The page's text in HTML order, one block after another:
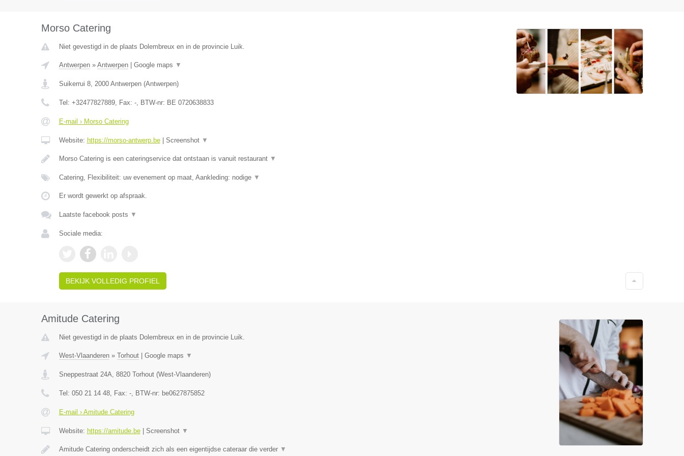
Morso Catering
Niet gevestigd in de plaats Dolembreux en in de provincie Luik.
Antwerpen» Antwerpen| Google maps ▼
Suikerrui 8, 2000 Antwerpen(Antwerpen)
Tel: +32477827889, Fax: -, BTW-nr: BE 0720638833
E-mail › Morso Catering
Website: https://morso-antwerp.be| Screenshot ▼
Morso Catering is een cateringservice dat ontstaan is vanuit restaurant ▼
Catering, Flexibiliteit: uw evenement op maat, Aankleding: nodige ▼
Er wordt gewerkt op afspraak.
Laatste facebook posts ▼
Sociale media:
BEKIJK VOLLEDIG PROFIEL
Amitude Catering
Niet gevestigd in de plaats Dolembreux en in de provincie Luik.
West-Vlaanderen» Torhout| Google maps ▼
Sneppestraat 24A, 8820 Torhout(West-Vlaanderen)
Tel: 050 21 14 48, Fax: -, BTW-nr: be0627875852
E-mail › Amitude Catering
Website: https://amitude.be| Screenshot ▼
Amitude Catering onderscheidt zich als een eigentijdse cateraar die verder ▼